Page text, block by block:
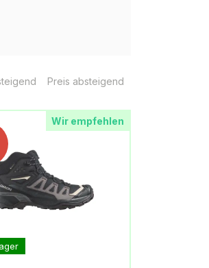
Preis absteigend
Wir empfehlen